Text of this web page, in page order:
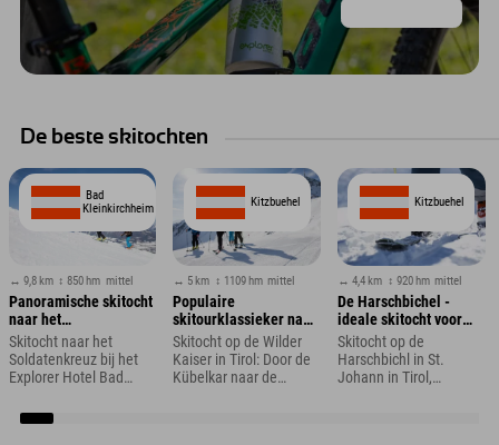
De beste skitochten
Bad
Kleinkirchheim
↔ 9,8 km ↕ 850 hm mittel
Panoramische skitocht
naar het
Soldatenkreuz
Skitocht naar het
Soldatenkreuz bij het
Explorer Hotel Bad
Kitzbuehel
↔ 5 km ↕ 1109 hm mittel
Populaire
skitourklassieker naar
de Ellmauer Tor en
Hintere Goinger Halt
Skitocht op de Wilder
Kaiser in Tirol: Door de
Kübelkar naar de
Kitzbuehel
↔ 4,4 km ↕ 920 hm mittel
De Harschbichel -
ideale skitocht voor
beginners en
avondwandelaars
Skitocht op de
Harschbichl in St.
Johann in Tirol,